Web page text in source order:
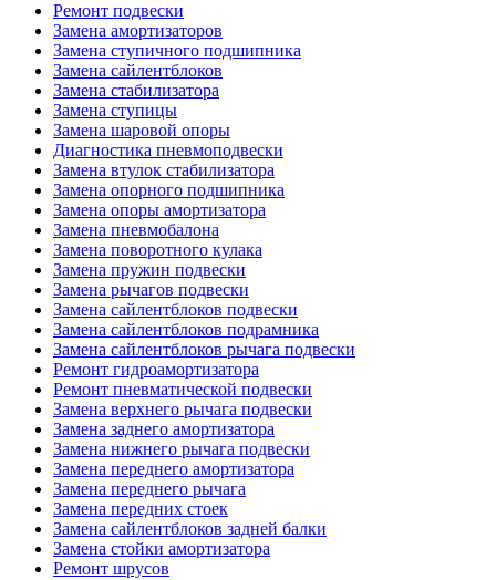
Ремонт подвески
Замена амортизаторов
Замена ступичного подшипника
Замена сайлентблоков
Замена стабилизатора
Замена ступицы
Замена шаровой опоры
Диагностика пневмоподвески
Замена втулок стабилизатора
Замена опорного подшипника
Замена опоры амортизатора
Замена пневмобалона
Замена поворотного кулака
Замена пружин подвески
Замена рычагов подвески
Замена сайлентблоков подвески
Замена сайлентблоков подрамника
Замена сайлентблоков рычага подвески
Ремонт гидроамортизатора
Ремонт пневматической подвески
Замена верхнего рычага подвески
Замена заднего амортизатора
Замена нижнего рычага подвески
Замена переднего амортизатора
Замена переднего рычага
Замена передних стоек
Замена сайлентблоков задней балки
Замена стойки амортизатора
Ремонт шрусов